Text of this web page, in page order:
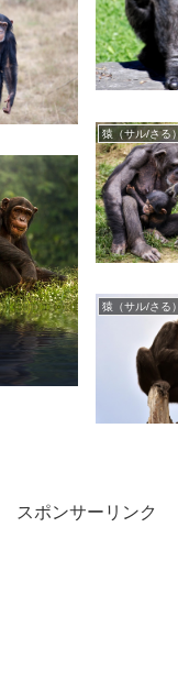
猿（サル/さる）
猿（サル/さる）
スポンサーリンク